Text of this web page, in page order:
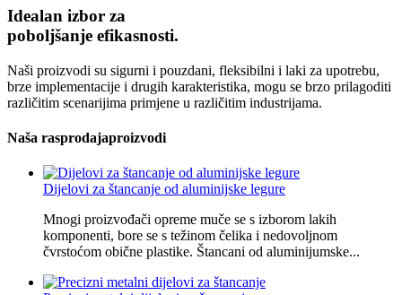
Idealan izbor za
poboljšanje efikasnosti.
Naši proizvodi su sigurni i pouzdani, fleksibilni i laki za upotrebu,
brze implementacije i drugih karakteristika, mogu se brzo prilagoditi
različitim scenarijima primjene u različitim industrijama.
Naša rasprodajaproizvodi
Dijelovi za štancanje od aluminijske legure
Mnogi proizvođači opreme muče se s izborom lakih
komponenti, bore se s težinom čelika i nedovoljnom
čvrstoćom obične plastike. Štancani od aluminijumske...